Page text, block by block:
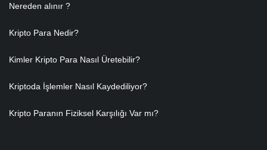
Nereden alınır ?
Kripto Para Nedir?
Kimler Kripto Para Nasıl Üretebilir?
Kriptoda İşlemler Nasıl Kaydediliyor?
Kripto Paranın Fiziksel Karşılığı Var mı?